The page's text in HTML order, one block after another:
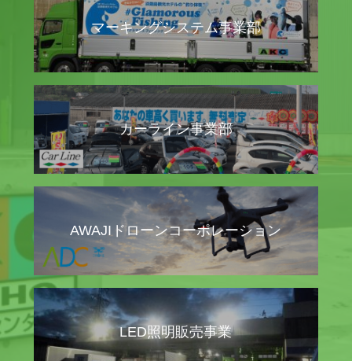
マーキングシステム事業部
カーライン事業部
AWAJIドローンコーポレーション
LED照明販売事業